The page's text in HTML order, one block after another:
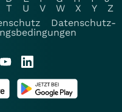
T U V W X Y
Z
Datenschutz-